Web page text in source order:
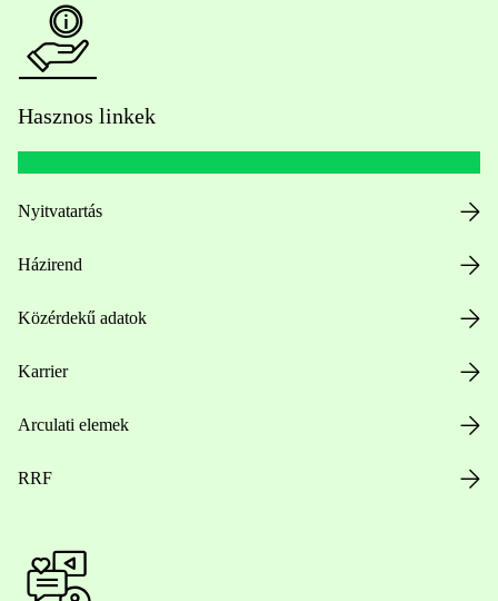
Hasznos linkek
Nyitvatartás
Házirend
Közérdekű adatok
Karrier
Arculati elemek
RRF